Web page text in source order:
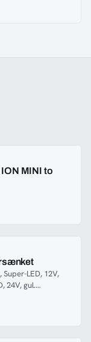
MINI to
LED, 12V,
24V, gul.
blå.
blå.